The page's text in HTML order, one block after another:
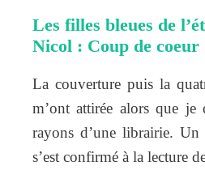
Les filles bleues de
Nicol : Coup de coeur
La couverture puis la
m’ont attirée alors que je
rayons d’une librairie.
s’est confirmé à la lecture